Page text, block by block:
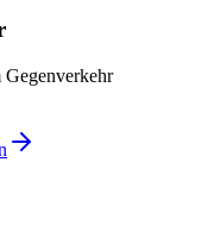
Gegenverkehr